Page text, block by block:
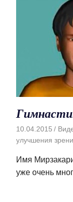
10.04.2015
улучшения
Имя
уже очень